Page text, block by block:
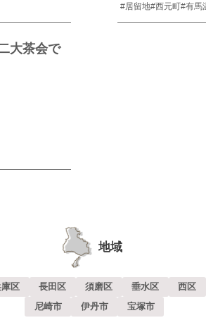
#居留地#西元町#有馬
大茶会で
地域
区 長田区 須磨区 垂水区 西区
尼崎市
伊丹市 宝塚市